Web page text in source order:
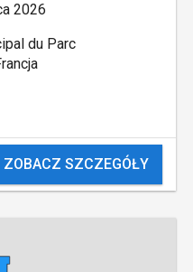
2026
du Parc
ZOBACZ SZCZEGÓŁY